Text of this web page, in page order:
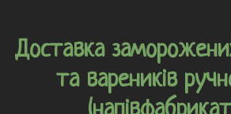
Доставка
та вареників